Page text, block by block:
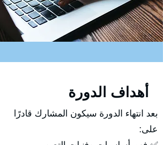
بعد انتهاء الدورة سيكون المشارك قادرًا
على: